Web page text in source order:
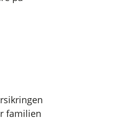
familien